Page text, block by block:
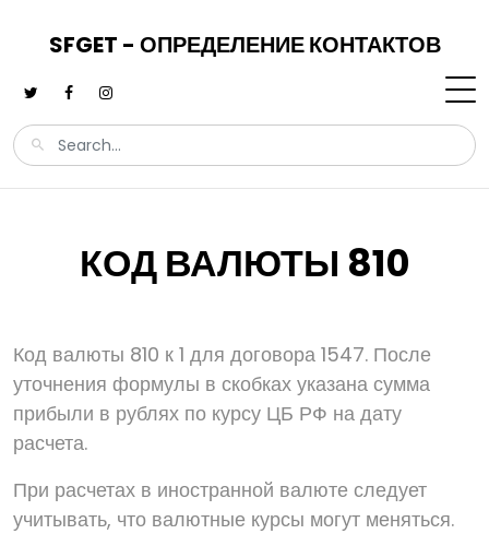
SFGET - ОПРЕДЕЛЕНИЕ КОНТАКТОВ
КОД ВАЛЮТЫ 810
Код валюты 810 к 1 для договора 1547. После
уточнения формулы в скобках указана сумма
прибыли в рублях по курсу ЦБ РФ на дату
расчета.
При расчетах в иностранной валюте следует
учитывать, что валютные курсы могут меняться.